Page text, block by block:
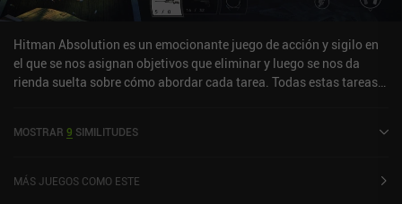
Hitman Absolution es un emocionante juego de acción y sigilo en
el que se nos asignan objetivos que eliminar y luego se nos da
rienda suelta sobre cómo abordar cada tarea. Todas estas tareas
un poeta asesino, o labrar nuestro camino con la cruda poesía de
la compleja interfaz de usuario de PC a una experiencia táctil
MOSTRAR 9 SIMILITUDES
MÁS JUEGOS COMO ESTE